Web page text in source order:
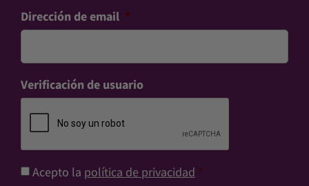
Dirección de email *
Verificación de usuario
Consentimiento *
Acepto la política de privacidad *